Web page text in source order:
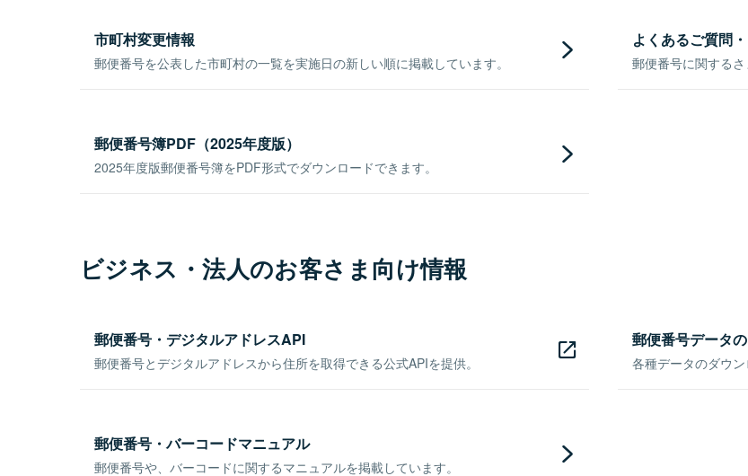
市町村変更情報
郵便番号を公表した市町村の一覧を実施日の新しい順に掲載しています。
よくあるご質問
郵便番号に関するさ
郵便番号簿PDF（2025年度版）
2025年度版郵便番号簿をPDF形式でダウンロードできます。
ビジネス・法人のお客さま向け情報
郵便番号・デジタルアドレスAPI
郵便番号とデジタルアドレスから住所を取得できる公式APIを提供。
郵便番号データ
各種データのダウ
郵便番号・バーコードマニュアル
郵便番号や、バーコードに関するマニュアルを掲載しています。